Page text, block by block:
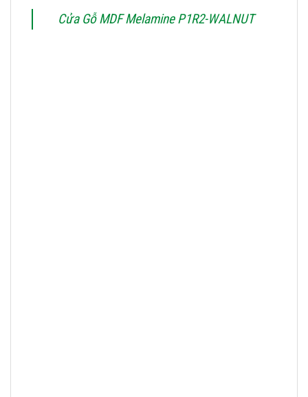
Cửa Gỗ MDF Melamine P1R2-WALNUT